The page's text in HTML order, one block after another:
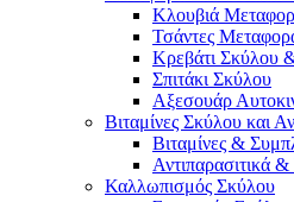
Κλουβιά
Τσάντες
Κρεβάτι Σκύλου
Σπιτάκι Σκύλου
Αξεσουάρ
Βιταμίνες Σκύλου και
Βιταμίνες &
Αντιπαρασιτικά
Καλλωπισμός Σκύλου